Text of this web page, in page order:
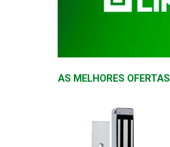
AS MELHORES OFERTAS